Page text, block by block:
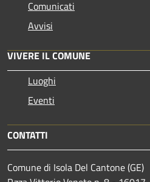
Comunicati
Avvisi
VIVERE IL COMUNE
Luoghi
Eventi
CONTATTI
Comune di Isola Del Cantone (GE)